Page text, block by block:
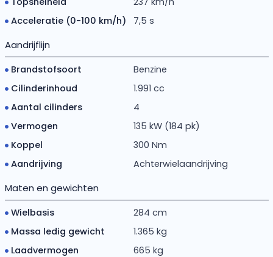
Acceleratie (0-100 km/h)
7,5 s
Aandrijflijn
Brandstofsoort
Benzine
Cilinderinhoud
1.991 cc
Aantal cilinders
4
Vermogen
135 kW (184 pk)
Koppel
300 Nm
Aandrijving
Achterwielaandrijving
Maten en gewichten
Wielbasis
284 cm
Massa ledig gewicht
1.365 kg
Laadvermogen
665 kg